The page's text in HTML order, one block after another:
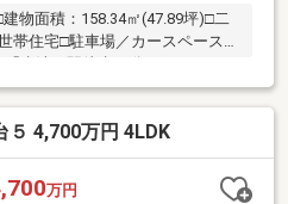
物面積：158.34㎡(47.89坪)□二
帯住宅□駐車場／カースペース４
張替え、フロアタイル(全室)上
(1階/2階)、ガスコンロ(1階/2階)
)新品交換、ハウスクリーニン
５ 4,700万円 4LDK
万円